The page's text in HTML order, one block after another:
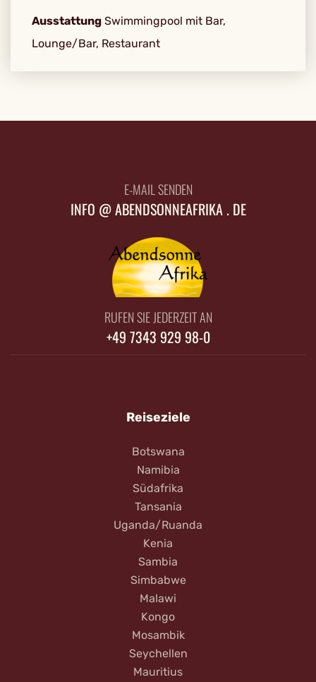
Ausstattung Swimmingpool mit Bar,
Lounge/Bar, Restaurant
E-MAIL SENDEN
INFO @ ABENDSONNEAFRIKA . DE
RUFEN SIE JEDERZEIT AN
+49 7343 929 98-0
Reiseziele
Botswana
Namibia
Südafrika
Tansania
Uganda/Ruanda
Kenia
Sambia
Simbabwe
Malawi
Kongo
Mosambik
Seychellen
Mauritius